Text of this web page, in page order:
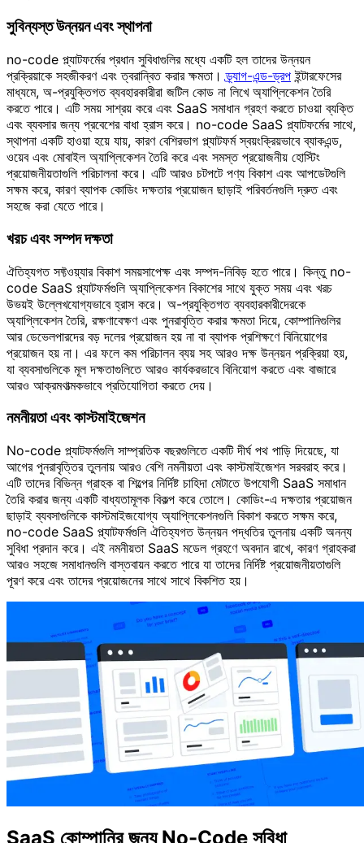
সুবিন্যস্ত উন্নয়ন এবং স্থাপনা
no-code প্ল্যাটফর্মের প্রধান সুবিধাগুলির মধ্যে একটি হল তাদের উন্নয়ন
প্রক্রিয়াকে সহজীকরণ এবং ত্বরান্বিত করার ক্ষমতা।ড্র্যাগ-এন্ড-ড্রপ ইন্টারফেসের
মাধ্যমে, অ-প্রযুক্তিগত ব্যবহারকারীরা জটিল কোড না লিখে অ্যাপ্লিকেশন তৈরি
করতে পারে। এটি সময় সাশ্রয় করে এবং SaaS সমাধান গ্রহণ করতে চাওয়া ব্যক্তি
এবং ব্যবসার জন্য প্রবেশের বাধা হ্রাস করে। no-code SaaS প্ল্যাটফর্মের সাথে,
স্থাপনা একটি হাওয়া হয়ে যায়, কারণ বেশিরভাগ প্ল্যাটফর্ম স্বয়ংক্রিয়ভাবে ব্যাকএন্ড,
ওয়েব এবং মোবাইল অ্যাপ্লিকেশন তৈরি করে এবং সমস্ত প্রয়োজনীয় হোস্টিং
প্রয়োজনীয়তাগুলি পরিচালনা করে। এটি আরও চটপটে পণ্য বিকাশ এবং আপডেটগুলি
সক্ষম করে, কারণ ব্যাপক কোডিং দক্ষতার প্রয়োজন ছাড়াই পরিবর্তনগুলি দ্রুত এবং
সহজে করা যেতে পারে।
খরচ এবং সম্পদ দক্ষতা
ঐতিহ্যগত সফ্টওয়্যার বিকাশ সময়সাপেক্ষ এবং সম্পদ-নিবিড় হতে পারে। কিন্তু no-
code SaaS প্ল্যাটফর্মগুলি অ্যাপ্লিকেশন বিকাশের সাথে যুক্ত সময় এবং খরচ
উভয়ই উল্লেখযোগ্যভাবে হ্রাস করে। অ-প্রযুক্তিগত ব্যবহারকারীদেরকে
অ্যাপ্লিকেশন তৈরি, রক্ষণাবেক্ষণ এবং পুনরাবৃত্তি করার ক্ষমতা দিয়ে, কোম্পানিগুলির
আর ডেভেলপারদের বড় দলের প্রয়োজন হয় না বা ব্যাপক প্রশিক্ষণে বিনিয়োগের
প্রয়োজন হয় না। এর ফলে কম পরিচালন ব্যয় সহ আরও দক্ষ উন্নয়ন প্রক্রিয়া হয়,
যা ব্যবসাগুলিকে মূল দক্ষতাগুলিতে আরও কার্যকরভাবে বিনিয়োগ করতে এবং বাজারে
আরও আক্রমণাত্মকভাবে প্রতিযোগিতা করতে দেয়।
নমনীয়তা এবং কাস্টমাইজেশন
No-code প্ল্যাটফর্মগুলি সাম্প্রতিক বছরগুলিতে একটি দীর্ঘ পথ পাড়ি দিয়েছে, যা
আগের পুনরাবৃত্তির তুলনায় আরও বেশি নমনীয়তা এবং কাস্টমাইজেশন সরবরাহ করে।
এটি তাদের বিভিন্ন গ্রাহক বা শিল্পের নির্দিষ্ট চাহিদা মেটাতে উপযোগী SaaS সমাধান
তৈরি করার জন্য একটি বাধ্যতামূলক বিকল্প করে তোলে। কোডিং-এ দক্ষতার প্রয়োজন
ছাড়াই ব্যবসাগুলিকে কাস্টমাইজযোগ্য অ্যাপ্লিকেশনগুলি বিকাশ করতে সক্ষম করে,
no-code SaaS প্ল্যাটফর্মগুলি ঐতিহ্যগত উন্নয়ন পদ্ধতির তুলনায় একটি অনন্য
সুবিধা প্রদান করে। এই নমনীয়তা SaaS মডেল গ্রহণে অবদান রাখে, কারণ গ্রাহকরা
আরও সহজে সমাধানগুলি বাস্তবায়ন করতে পারে যা তাদের নির্দিষ্ট প্রয়োজনীয়তাগুলি
পূরণ করে এবং তাদের প্রয়োজনের সাথে সাথে বিকশিত হয়।
SaaS কোম্পানির জন্য No-Code সুবিধা